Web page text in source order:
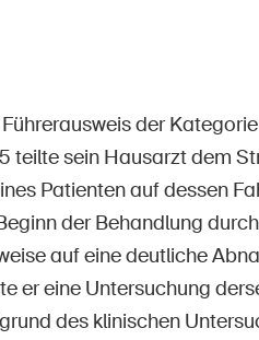
S'abonner à la newsletter
der
sein Hausarzt dem
Patienten auf dessen
der Behandlung
auf eine deutliche
er eine Untersuchung
des klinischen